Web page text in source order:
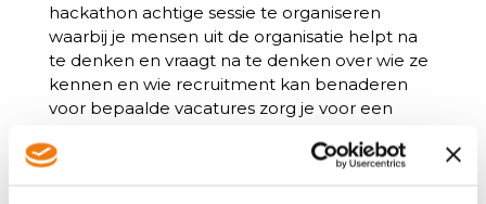
hackathon achtige sessie te organiseren
waarbij je mensen uit de organisatie helpt na
te denken en vraagt na te denken over wie ze
kennen en wie recruitment kan benaderen
voor bepaalde vacatures zorg je voor een
De onzin van een Recruithon